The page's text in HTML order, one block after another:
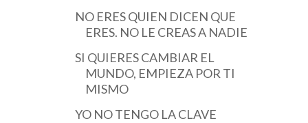
NO ERES QUIEN DICEN QUE
ERES. NO LE CREAS A NADIE
SI QUIERES CAMBIAR EL
MUNDO, EMPIEZA POR TI
MISMO
YO NO TENGO LA CLAVE